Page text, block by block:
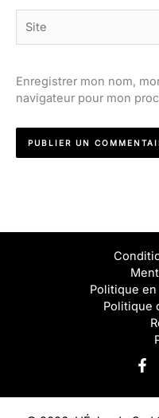
Enregistrer mon nom,
navigateur pour mon
Politique
Politique